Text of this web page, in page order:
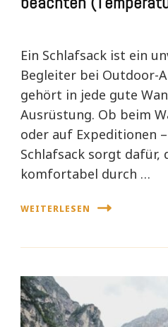
Ein Schlafsack ist ein
Begleiter bei Outdoor-
gehört in jede gute
Ausrüstung. Ob beim
oder auf Expeditionen
Schlafsack sorgt dafür,
komfortabel durch …
WEITERLESEN